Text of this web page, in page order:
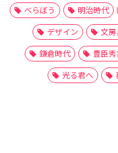
べらぼう
明治時代
デザイン
文
鎌倉時代
豊臣
光る君へ